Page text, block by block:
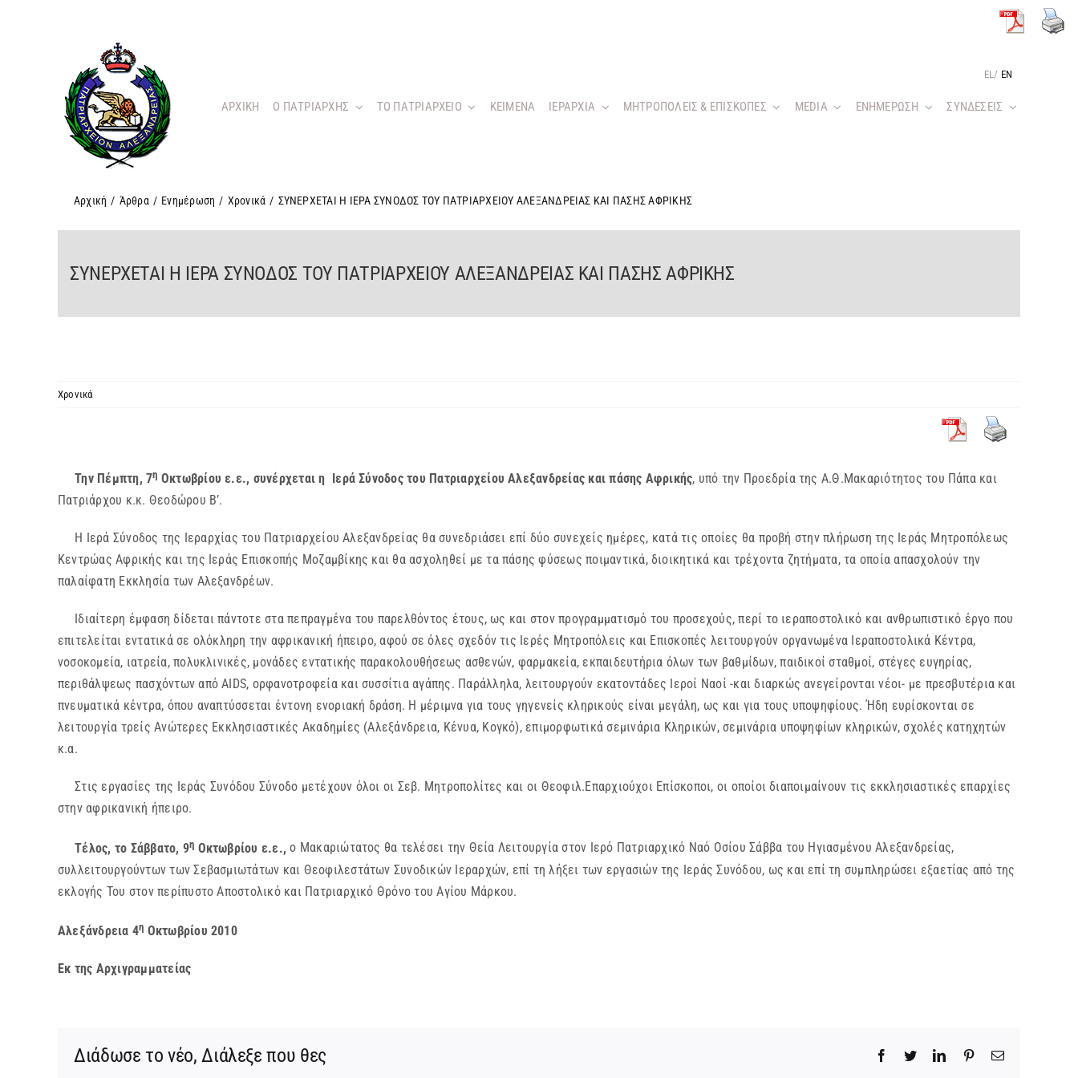
EL / EN
ΑΡΧΙΚΗ O ΠΑΤΡΙΑΡΧΗΣ ΤΟ ΠΑΤΡΙΑΡΧΕΙΟ KEIMENA ΙΕΡΑΡΧΙΑ ΜΗΤΡΟΠΟΛΕΙΣ & ΕΠΙΣΚΟΠΕΣ MEDIA ΕΝΗΜΕΡΩΣΗ ΣΥΝΔΕΣΕΙΣ
Αρχική / Άρθρα / Ενημέρωση / Χρονικά / ΣΥΝΕΡΧΕΤΑΙ Η ΙΕΡΑ ΣΥΝΟΔΟΣ ΤΟΥ ΠΑΤΡΙΑΡΧΕΙΟΥ ΑΛΕΞΑΝΔΡΕΙΑΣ ΚΑΙ ΠΑΣΗΣ ΑΦΡΙΚΗΣ
ΣΥΝΕΡΧΕΤΑΙ Η ΙΕΡΑ ΣΥΝΟΔΟΣ ΤΟΥ ΠΑΤΡΙΑΡΧΕΙΟΥ ΑΛΕΞΑΝΔΡΕΙΑΣ ΚΑΙ ΠΑΣΗΣ ΑΦΡΙΚΗΣ
Χρονικά
Την Πέμπτη, 7η Οκτωβρίου ε.ε., συνέρχεται η Ιερά Σύνοδος του Πατριαρχείου Αλεξανδρείας και πάσης Αφρικής, υπό την Προεδρία της Α.Θ.Μακαριότητος του Πάπα και
Πατριάρχου κ.κ. Θεοδώρου Β’.
Η Ιερά Σύνοδος της Ιεραρχίας του Πατριαρχείου Αλεξανδρείας θα συνεδριάσει επί δύο συνεχείς ημέρες, κατά τις οποίες θα προβή στην πλήρωση της Ιεράς Μητροπόλεως
Κεντρώας Αφρικής και της Ιεράς Επισκοπής Μοζαμβίκης και θα ασχοληθεί με τα πάσης φύσεως ποιμαντικά, διοικητικά και τρέχοντα ζητήματα, τα οποία απασχολούν την
παλαίφατη Εκκλησία των Αλεξανδρέων.
Ιδιαίτερη έμφαση δίδεται πάντοτε στα πεπραγμένα του παρελθόντος έτους, ως και στον προγραμματισμό του προσεχούς, περί το ιεραποστολικό και ανθρωπιστικό έργο που
επιτελείται εντατικά σε ολόκληρη την αφρικανική ήπειρο, αφού σε όλες σχεδόν τις Ιερές Μητροπόλεις και Επισκοπές λειτουργούν οργανωμένα Ιεραποστολικά Κέντρα,
νοσοκομεία, ιατρεία, πολυκλινικές, μονάδες εντατικής παρακολουθήσεως ασθενών, φαρμακεία, εκπαιδευτήρια όλων των βαθμίδων, παιδικοί σταθμοί, στέγες ευγηρίας,
περιθάλψεως πασχόντων από AIDS, ορφανοτροφεία και συσσίτια αγάπης. Παράλληλα, λειτουργούν εκατοντάδες Ιεροί Ναοί -και διαρκώς ανεγείρονται νέοι- με πρεσβυτέρια και
πνευματικά κέντρα, όπου αναπτύσσεται έντονη ενοριακή δράση. Η μέριμνα για τους γηγενείς κληρικούς είναι μεγάλη, ως και για τους υποψηφίους. Ήδη ευρίσκονται σε
λειτουργία τρείς Ανώτερες Εκκλησιαστικές Ακαδημίες (Αλεξάνδρεια, Κένυα, Κογκό), επιμορφωτικά σεμινάρια Κληρικών, σεμινάρια υποψηφίων κληρικών, σχολές κατηχητών
κ.α.
Στις εργασίες της Ιεράς Συνόδου Σύνοδο μετέχουν όλοι οι Σεβ. Μητροπολίτες και οι Θεοφιλ.Επαρχιούχοι Επίσκοποι, οι οποίοι διαποιμαίνουν τις εκκλησιαστικές επαρχίες
στην αφρικανική ήπειρο.
Τέλος, το Σάββατο, 9η Οκτωβρίου ε.ε., ο Μακαριώτατος θα τελέσει την Θεία Λειτουργία στον Ιερό Πατριαρχικό Ναό Οσίου Σάββα του Ηγιασμένου Αλεξανδρείας,
συλλειτουργούντων των Σεβασμιωτάτων και Θεοφιλεστάτων Συνοδικών Ιεραρχών, επί τη λήξει των εργασιών της Ιεράς Συνόδου, ως και επί τη συμπληρώσει εξαετίας από της
εκλογής Του στον περίπυστο Αποστολικό και Πατριαρχικό Θρόνο του Αγίου Μάρκου.
Αλεξάνδρεια 4η Οκτωβρίου 2010
Εκ της Αρχιγραμματείας
Διάδωσε το νέο, Διάλεξε που θες Facebook
TwitterLinkedInPinterestEmail